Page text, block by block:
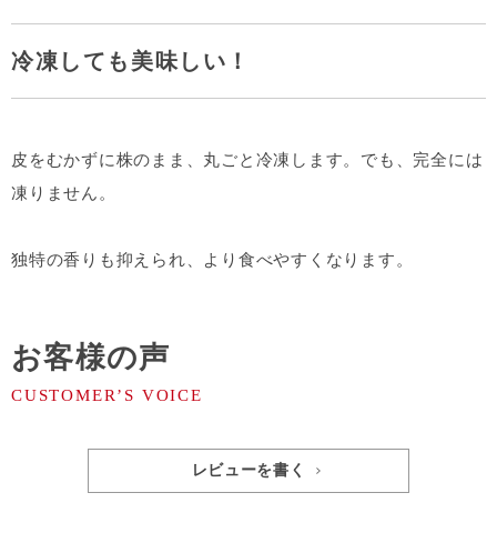
冷凍しても美味しい！
皮をむかずに株のまま、丸ごと冷凍します。でも、完全には
凍りません。
独特の香りも抑えられ、より食べやすくなります。
お客様の声
レビューを書く